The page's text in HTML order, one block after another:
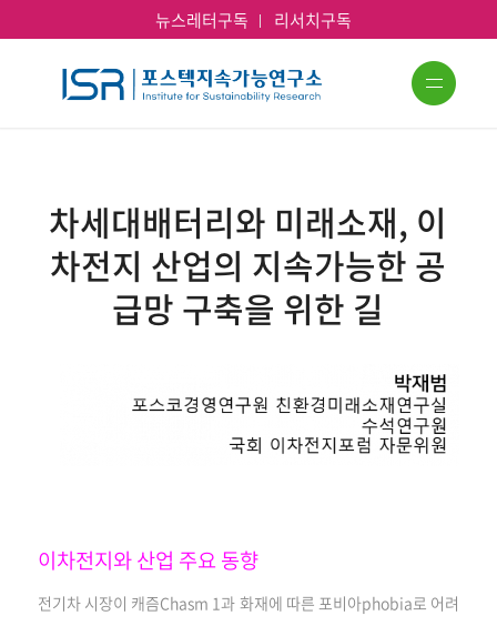
뉴스레터구독 리서치구독
차세대배터리와 미래소재, 이
차전지 산업의 지속가능한 공
급망 구축을 위한 길
이차전지와 산업 주요 동향
전기차 시장이 캐즘Chasm 1과 화재에 따른 포비아phobia로 어려